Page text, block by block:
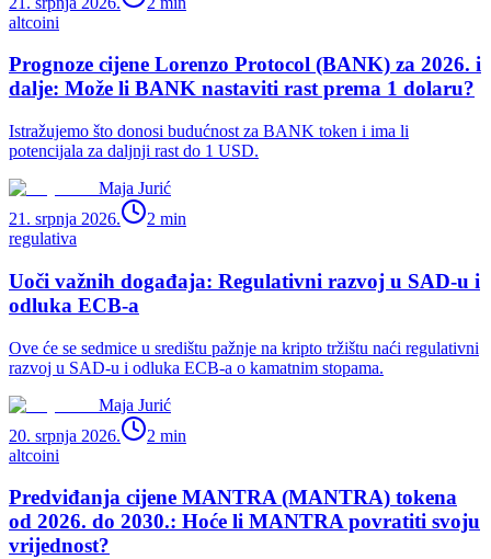
altcoini
Prognoze cijene Lorenzo Protocol (BANK) za 2026. i
dalje: Može li BANK nastaviti rast prema 1 dolaru?
Istražujemo što donosi budućnost za BANK token i ima li
potencijala za daljnji rast do 1 USD.
Maja Jurić
21. srpnja 2026.
2 min
regulativa
Uoči važnih događaja: Regulativni razvoj u SAD-u i
odluka ECB-a
Ove će se sedmice u središtu pažnje na kripto tržištu naći regulativni
razvoj u SAD-u i odluka ECB-a o kamatnim stopama.
Maja Jurić
20. srpnja 2026.
2 min
altcoini
Predviđanja cijene MANTRA (MANTRA) tokena
od 2026. do 2030.: Hoće li MANTRA povratiti svoju
vrijednost?